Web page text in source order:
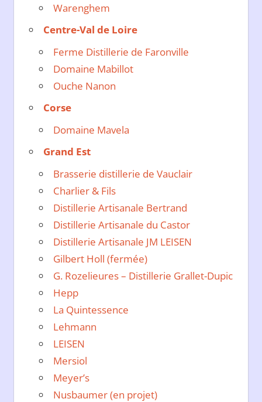
Warenghem
Centre-Val de Loire
Ferme Distillerie de Faronville
Domaine Mabillot
Ouche Nanon
Corse
Domaine Mavela
Grand Est
Brasserie distillerie de Vauclair
Charlier & Fils
Distillerie Artisanale Bertrand
Distillerie Artisanale du Castor
Distillerie Artisanale JM LEISEN
Gilbert Holl (fermée)
G. Rozelieures – Distillerie Grallet-Dupic
Hepp
La Quintessence
Lehmann
LEISEN
Mersiol
Meyer’s
Nusbaumer (en projet)